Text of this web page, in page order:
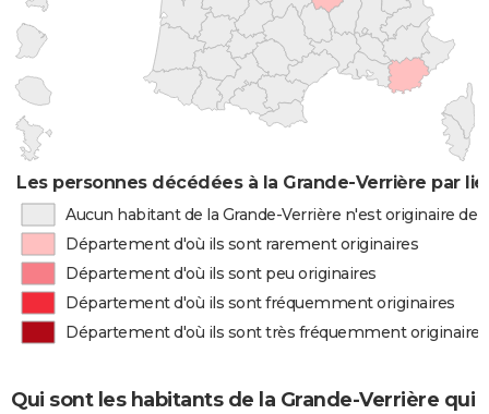
Les personnes décédées à la Grande-Verrière par
Aucun habitant de la Grande-Verrière n'est originaire de
Département d'où ils sont rarement originaires
Département d'où ils sont peu originaires
Département d'où ils sont fréquemment originaires
Département d'où ils sont très fréquemment originaires
Qui sont les habitants de la Grande-Verrière qui